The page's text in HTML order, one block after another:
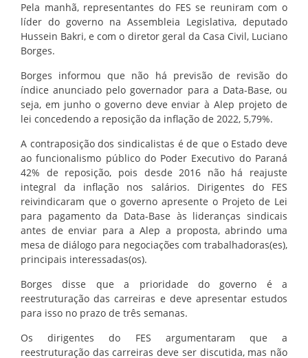
Pela manhã, representantes do FES se reuniram com o
líder do governo na Assembleia Legislativa, deputado
Hussein Bakri, e com o diretor geral da Casa Civil, Luciano
Borges.
Borges informou que não há previsão de revisão do
índice anunciado pelo governador para a Data-Base, ou
seja, em junho o governo deve enviar à Alep projeto de
lei concedendo a reposição da inflação de 2022, 5,79%.
A contraposição dos sindicalistas é de que o Estado deve
ao funcionalismo público do Poder Executivo do Paraná
42% de reposição, pois desde 2016 não há reajuste
integral da inflação nos salários. Dirigentes do FES
reivindicaram que o governo apresente o Projeto de Lei
para pagamento da Data-Base às lideranças sindicais
antes de enviar para a Alep a proposta, abrindo uma
mesa de diálogo para negociações com trabalhadoras(es),
principais interessadas(os).
Borges disse que a prioridade do governo é a
reestruturação das carreiras e deve apresentar estudos
para isso no prazo de três semanas.
Os dirigentes do FES argumentaram que a
reestruturação das carreiras deve ser discutida, mas não